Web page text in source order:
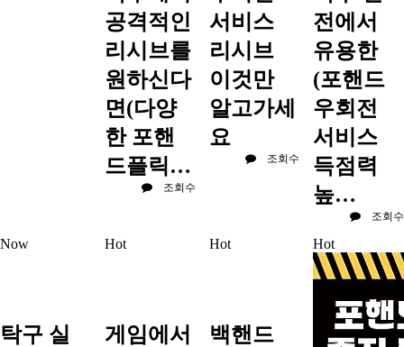
공격적인
리시브를
원하신다
면(다양
한 포핸
드플릭…
조회수
서비스
리시브
이것만
알고가세
요
조회수
전에서
유용한
(포핸드
우회전
서비스
득점력
높…
조회수
Now
탁구 실
Hot
게임에서
Hot
백핸드
Hot